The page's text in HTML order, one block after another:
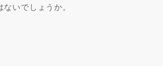
いでしょうか。